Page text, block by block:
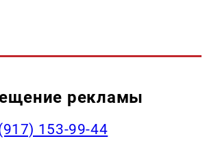
рекламы
153-99-44